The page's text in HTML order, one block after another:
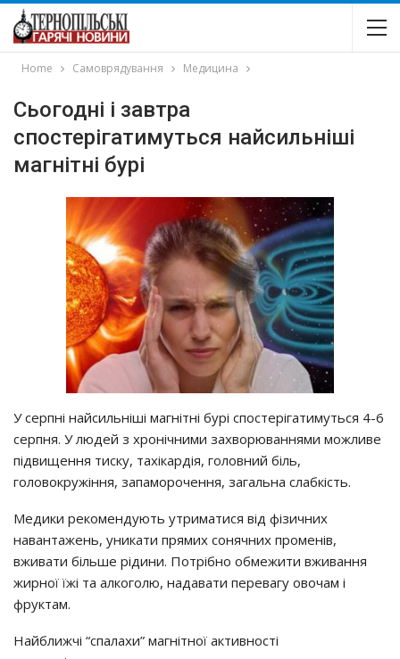
Home Самоврядування Медицина
Сьогодні і завтра
спостерігатимуться найсильніші
магнітні бурі
У серпні найсильніші магнітні бурі спостерігатимуться 4-6
серпня. У людей з хронічними захворюваннями можливе
підвищення тиску, тахікардія, головний біль,
головокружіння, запаморочення, загальна слабкість.
Медики рекомендують утриматися від фізичних
навантажень, уникати прямих сонячних променів,
вживати більше рідини. Потрібно обмежити вживання
жирної їжі та алкоголю, надавати перевагу овочам і
фруктам.
Найближчі “спалахи” магнітної активності